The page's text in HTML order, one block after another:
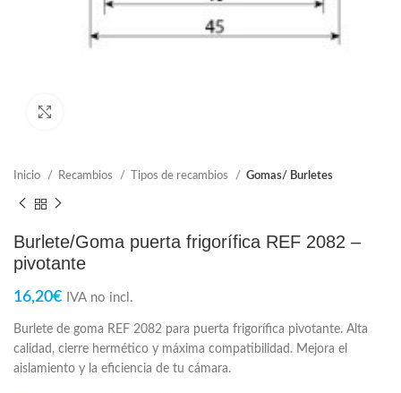
Inicio Recambios Tipos de recambios Gomas/ Burletes
Burlete/Goma puerta frigorífica REF 2082 –
pivotante
16,20€ IVA no incl.
Burlete de goma REF 2082 para puerta frigorífica pivotante. Alta
calidad, cierre hermético y máxima compatibilidad. Mejora el
aislamiento y la eficiencia de tu cámara.